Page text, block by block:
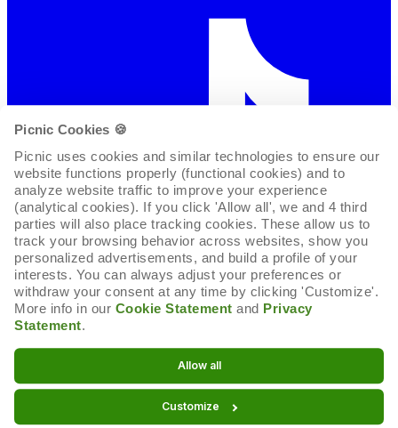
Picnic Cookies 🍪
Picnic uses cookies and similar technologies to ensure our
website functions properly (functional cookies) and to
analyze website traffic to improve your experience
(analytical cookies). If you click 'Allow all', we and 4 third
parties will also place tracking cookies. These allow us to
track your browsing behavior across websites, show you
personalized advertisements, and build a profile of your
interests. You can always adjust your preferences or
withdraw your consent at any time by clicking 'Customize'.
More info in our Cookie Statement and Privacy
Statement.
Allow all
Customize